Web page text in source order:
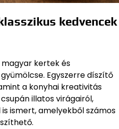
kedvencek
kertek és
Egyszerre díszítő
a konyhai kreativitás
illatos virágairól,
ismert, amelyekből számos